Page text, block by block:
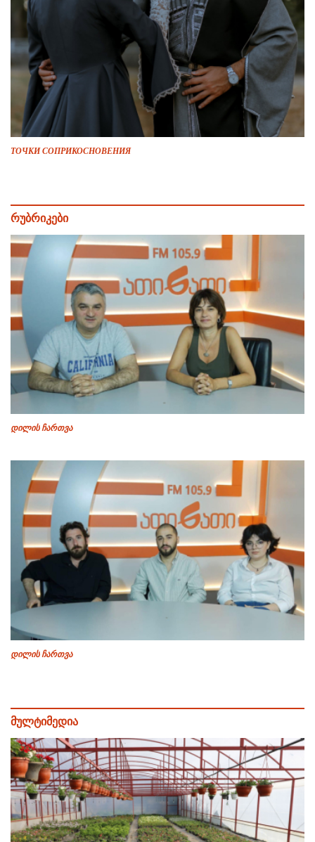
ТОЧКИ СОПРИКОСНОВЕНИЯ
რუბრიკები
დილის ჩართვა
დილის ჩართვა
მულტიმედია